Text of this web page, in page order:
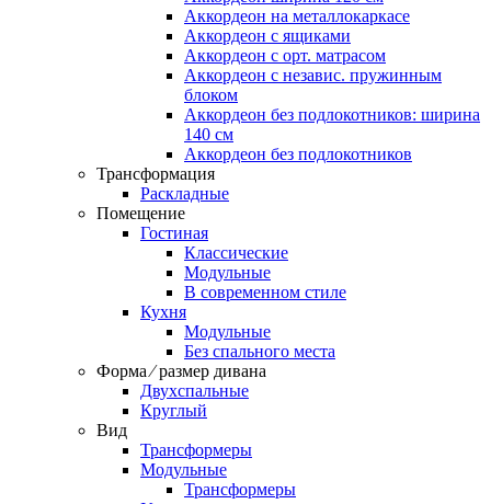
Аккордеон на металлокаркасе
Аккордеон c ящиками
Аккордеон c орт. матрасом
Аккордеон c независ. пружинным
блоком
Аккордеон без подлокотников: ширина
140 см
Аккордеон без подлокотников
Трансформация
Раскладные
Помещение
Гостиная
Классические
Модульные
В современном стиле
Кухня
Модульные
Без спального места
Форма ⁄ размер дивана
Двухспальные
Круглый
Вид
Трансформеры
Модульные
Трансформеры